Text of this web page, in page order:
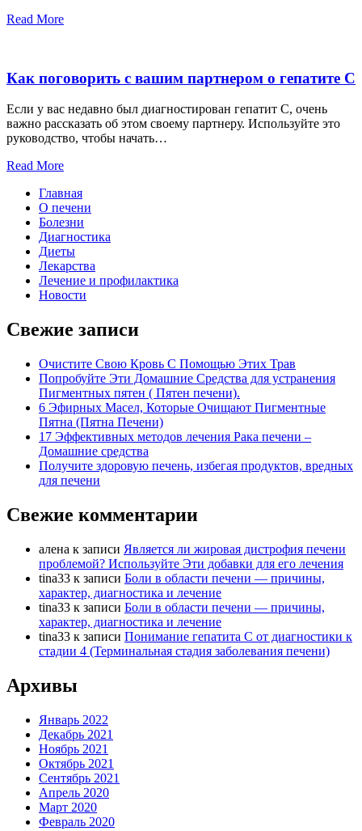
Read More
Как поговорить с вашим партнером о гепатите С
Если у вас недавно был диагностирован гепатит С, очень
важно рассказать об этом своему партнеру. Используйте это
руководство, чтобы начать…
Read More
Главная
О печени
Болезни
Диагностика
Диеты
Лекарства
Лечение и профилактика
Новости
Свежие записи
Очистите Свою Кровь С Помощью Этих Трав
Попробуйте Эти Домашние Средства для устранения
Пигментных пятен ( Пятен печени).
6 Эфирных Масел, Которые Очищают Пигментные
Пятна (Пятна Печени)
17 Эффективных методов лечения Рака печени –
Домашние средства
Получите здоровую печень, избегая продуктов, вредных
для печени
Свежие комментарии
алена к записи Является ли жировая дистрофия печени
проблемой? Используйте Эти добавки для его лечения
tina33 к записи Боли в области печени — причины,
характер, диагностика и лечение
tina33 к записи Боли в области печени — причины,
характер, диагностика и лечение
tina33 к записи Понимание гепатита С от диагностики к
стадии 4 (Терминальная стадия заболевания печени)
Архивы
Январь 2022
Декабрь 2021
Ноябрь 2021
Октябрь 2021
Сентябрь 2021
Апрель 2020
Март 2020
Февраль 2020